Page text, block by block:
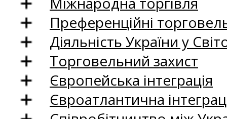
Преференційні
Діяльність України у
Торговельний захист
Європейська інтеграція
Євроатлантична